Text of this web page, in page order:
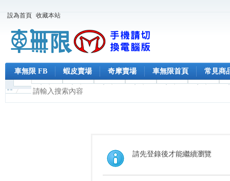
設為首頁 收藏本站
車無限 FB 蝦皮賣場 奇摩賣場 車無限首頁 常見商
請先登錄後才能繼續瀏覽